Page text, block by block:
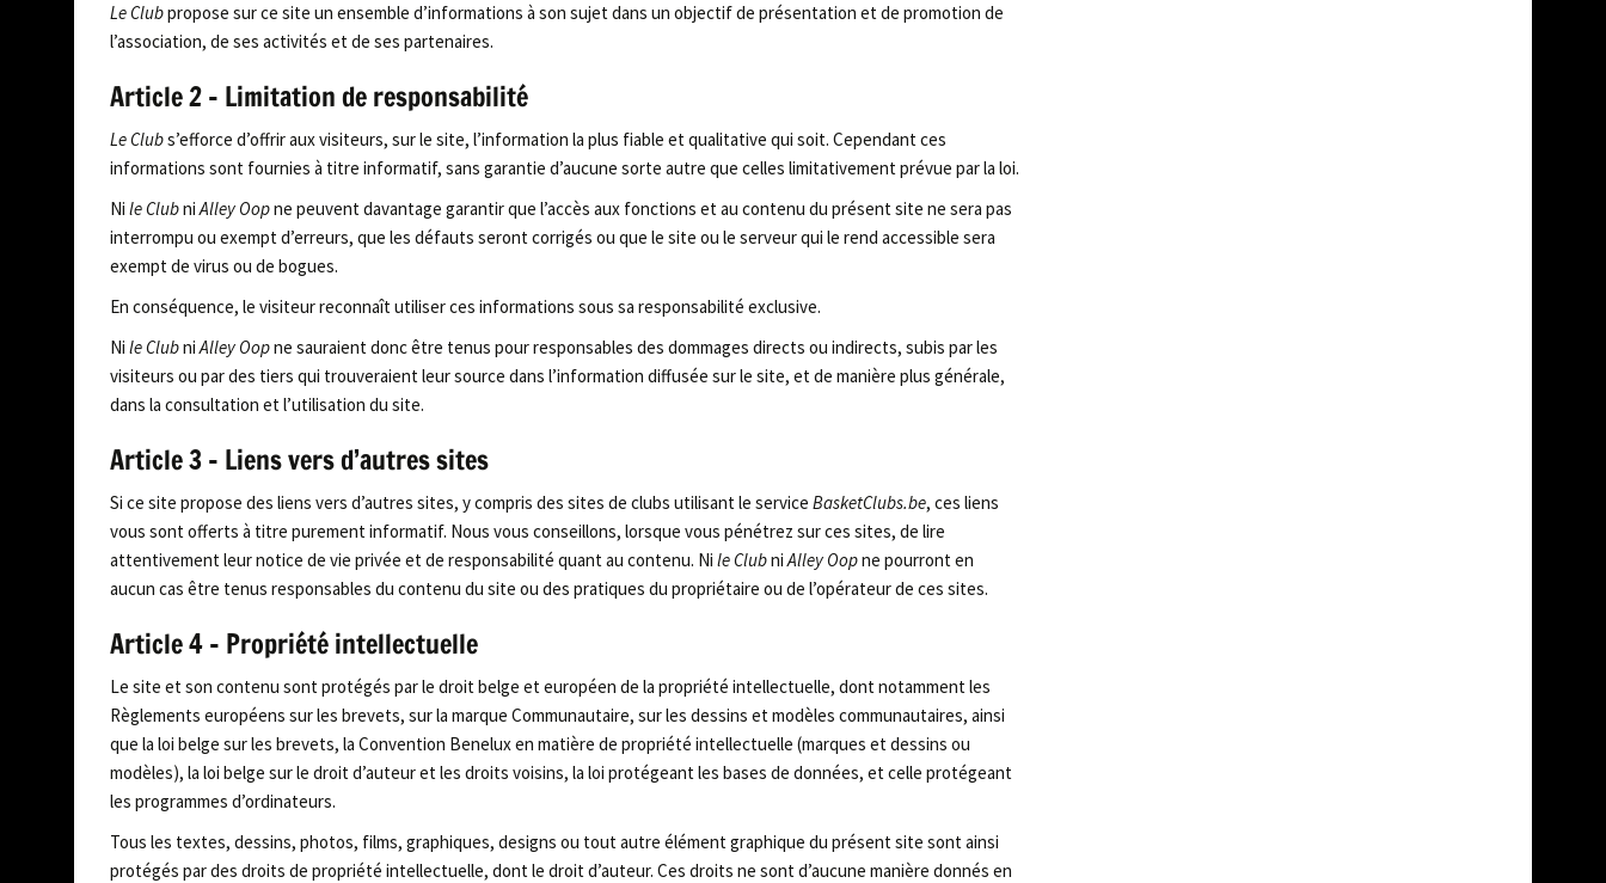
Le Clubpropose sur ce site un ensemble d’informations à son sujet dans un objectif de présentation et de promotion de
l’association, de ses activités et de ses partenaires.
Article 2 – Limitation de responsabilité
Le Clubs’efforce d’offrir aux visiteurs, sur le site, l’information la plus fiable et qualitative qui soit. Cependant ces
informations sont fournies à titre informatif, sans garantie d’aucune sorte autre que celles limitativement prévue par la loi.
Ni le ClubniAlley Oopne peuvent davantage garantir que l’accès aux fonctions et au contenu du présent site ne sera pas
interrompu ou exempt d’erreurs, que les défauts seront corrigés ou que le site ou le serveur qui le rend accessible sera
exempt de virus ou de bogues.
En conséquence, le visiteur reconnaît utiliser ces informations sous sa responsabilité exclusive.
Ni le ClubniAlley Oopne sauraient donc être tenus pour responsables des dommages directs ou indirects, subis par les
visiteurs ou par des tiers qui trouveraient leur source dans l’information diffusée sur le site, et de manière plus générale,
dans la consultation et l’utilisation du site.
Article 3 – Liens vers d’autres sites
Si ce site propose des liens vers d’autres sites, y compris des sites de clubs utilisant le service BasketClubs.be, ces liens
vous sont offerts à titre purement informatif. Nous vous conseillons, lorsque vous pénétrez sur ces sites, de lire
attentivement leur notice de vie privée et de responsabilité quant au contenu. Ni le ClubniAlley Oopne pourront en
aucun cas être tenus responsables du contenu du site ou des pratiques du propriétaire ou de l’opérateur de ces sites.
Article 4 – Propriété intellectuelle
Le site et son contenu sont protégés par le droit belge et européen de la propriété intellectuelle, dont notamment les
Règlements européens sur les brevets, sur la marque Communautaire, sur les dessins et modèles communautaires, ainsi
que la loi belge sur les brevets, la Convention Benelux en matière de propriété intellectuelle (marques et dessins ou
modèles), la loi belge sur le droit d’auteur et les droits voisins, la loi protégeant les bases de données, et celle protégeant
les programmes d’ordinateurs.
Tous les textes, dessins, photos, films, graphiques, designs ou tout autre élément graphique du présent site sont ainsi
protégés par des droits de propriété intellectuelle, dont le droit d’auteur. Ces droits ne sont d’aucune manière donnés en